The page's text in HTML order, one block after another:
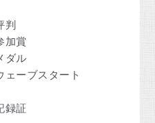
判
加賞
ダル
ェーブスタート
録証